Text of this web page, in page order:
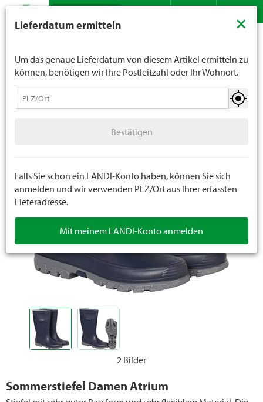
Suche
2 Bilder
Sommerstiefel Damen Atrium
Stiefel
Sicherheitsstiefel
Lieferdatum ermitteln ×
Um das genaue Lieferdatum von diesem Artikel ermitteln zu
können, benötigen wir Ihre Postleitzahl oder Ihr Wohnort.
Bestätigen
Falls Sie schon ein LANDI-Konto haben, können Sie sich
anmelden und wir verwenden PLZ/Ort aus Ihrer erfassten
Lieferadresse.
Mit meinem LANDI-Konto anmelden
unter 16 Jahren. Für Spirituosen gilt die Altersgrenze von
Sie uns verbindlich Ihr Alter an.